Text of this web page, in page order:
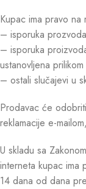
Kupac ima pravo na
– isporuka
– isporuka
ustanovljena
– ostali slučajevi u
Prodavac će
reklamacije e-
U skladu sa
interneta kupac ima
14 dana od dana